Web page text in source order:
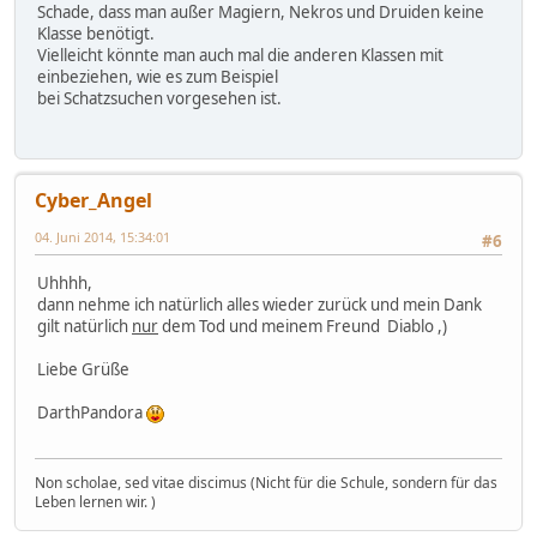
Schade, dass man außer Magiern, Nekros und Druiden keine
Klasse benötigt.
Vielleicht könnte man auch mal die anderen Klassen mit
einbeziehen, wie es zum Beispiel
bei Schatzsuchen vorgesehen ist.
Cyber_Angel
#6
04. Juni 2014, 15:34:01
Uhhhh,
dann nehme ich natürlich alles wieder zurück und mein Dank
gilt natürlich nurdem Tod und meinem Freund Diablo ,)
Liebe Grüße
DarthPandora
Non scholae, sed vitae discimus (Nicht für die Schule, sondern für das
Leben lernen wir. )